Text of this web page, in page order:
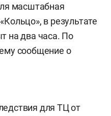
масштабная
в результате
на два часа. По
сообщение о
для ТЦ от